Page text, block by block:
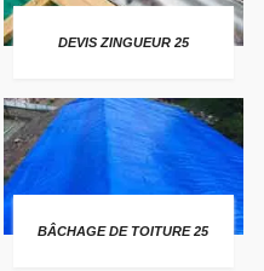
DEVIS ZINGUEUR 25
BÂCHAGE DE TOITURE 25